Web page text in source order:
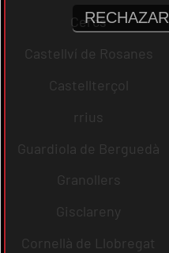
Cercs
Castellví de Rosanes
Castellterçol
rrius
Guardiola de Berguedà
Granollers
Gisclareny
Cornellà de Llobregat
RECHAZAR